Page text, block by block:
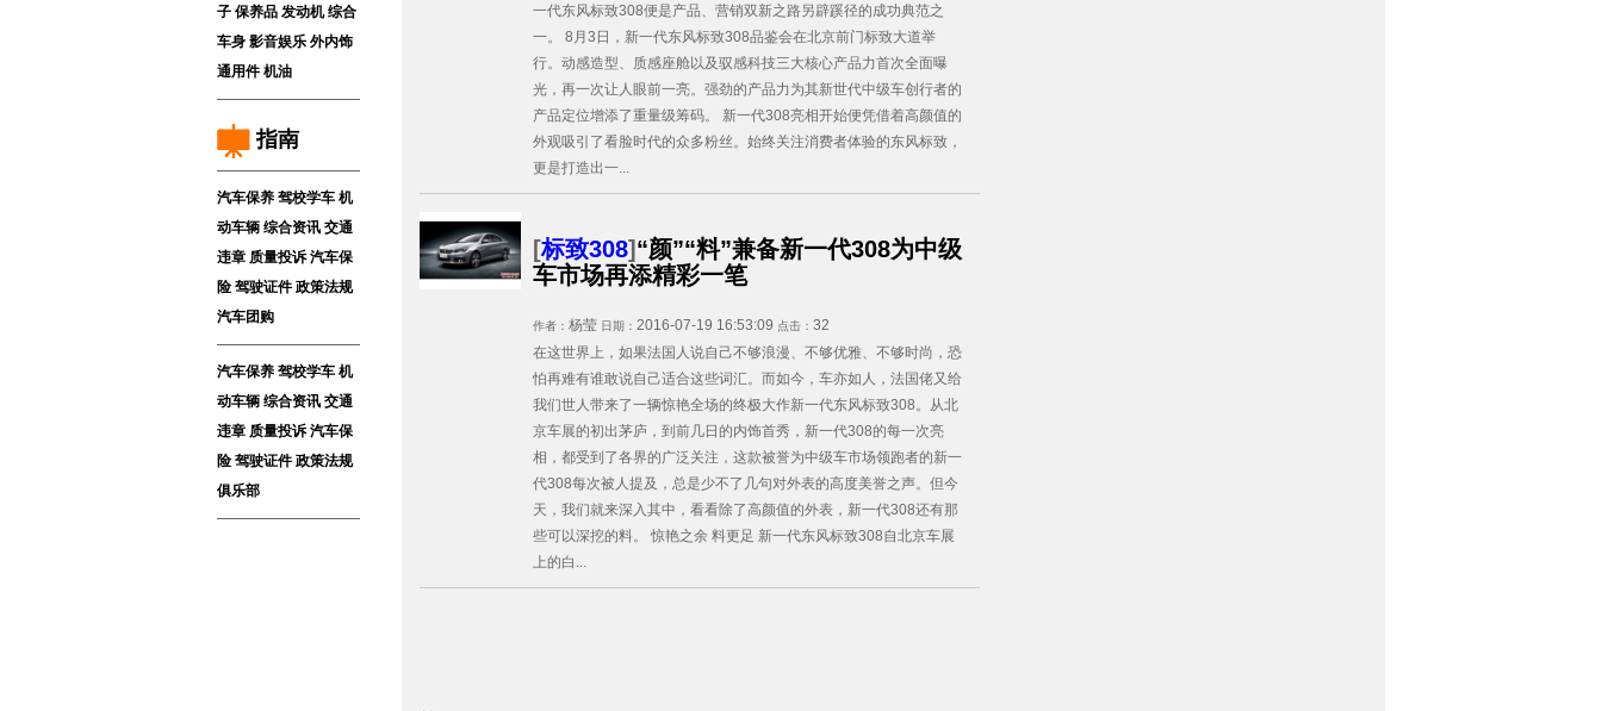
子 保养品 发动机 综合
车身 影音娱乐 外内饰
通用件 机油
指南
汽车保养 驾校学车 机
动车辆 综合资讯 交通
违章 质量投诉 汽车保
险 驾驶证件 政策法规
汽车团购
汽车保养 驾校学车 机
动车辆 综合资讯 交通
违章 质量投诉 汽车保
险 驾驶证件 政策法规
俱乐部
一代东风标致308便是产品、营销双新之路另辟蹊径的成功典范之
一。 8月3日，新一代东风标致308品鉴会在北京前门标致大道举
行。动感造型、质感座舱以及驭感科技三大核心产品力首次全面曝
光，再一次让人眼前一亮。强劲的产品力为其新世代中级车创行者的
产品定位增添了重量级筹码。 新一代308亮相开始便凭借着高颜值的
外观吸引了看脸时代的众多粉丝。始终关注消费者体验的东风标致，
更是打造出一...
[标致308] “颜”“料”兼备新一代308为中级
车市场再添精彩一笔
作者： 杨莹 日期： 2016-07-19 16:53:09 点击： 32
在这世界上，如果法国人说自己不够浪漫、不够优雅、不够时尚，恐
怕再难有谁敢说自己适合这些词汇。而如今，车亦如人，法国佬又给
我们世人带来了一辆惊艳全场的终极大作新一代东风标致308。从北
京车展的初出茅庐，到前几日的内饰首秀，新一代308的每一次亮
相，都受到了各界的广泛关注，这款被誉为中级车市场领跑者的新一
代308每次被人提及，总是少不了几句对外表的高度美誉之声。但今
天，我们就来深入其中，看看除了高颜值的外表，新一代308还有那
些可以深挖的料。 惊艳之余 料更足 新一代东风标致308自北京车展
上的白...